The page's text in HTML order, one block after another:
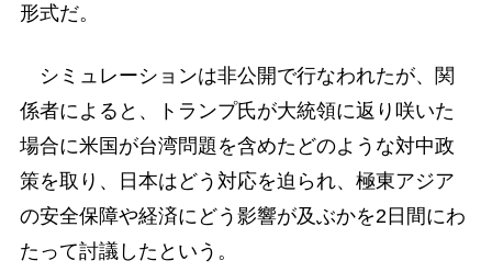
形式だ。
シミュレーションは非公開で行なわれたが、関
係者によると、トランプ氏が大統領に返り咲いた
場合に米国が台湾問題を含めたどのような対中政
策を取り、日本はどう対応を迫られ、極東アジア
の安全保障や経済にどう影響が及ぶかを2日間にわ
たって討議したという。